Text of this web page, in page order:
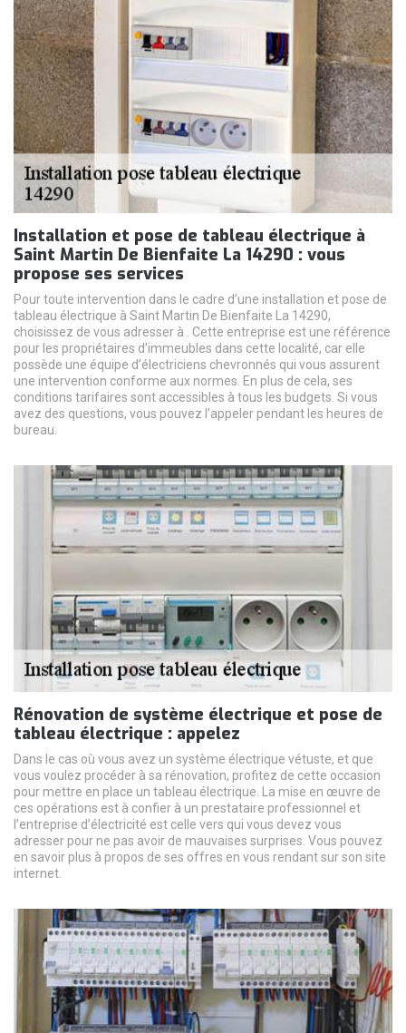
Installation et pose de tableau électrique à
Saint Martin De Bienfaite La 14290 : vous
propose ses services
Pour toute intervention dans le cadre d’une installation et pose de
tableau électrique à Saint Martin De Bienfaite La 14290,
choisissez de vous adresser à . Cette entreprise est une référence
pour les propriétaires d’immeubles dans cette localité, car elle
possède une équipe d’électriciens chevronnés qui vous assurent
une intervention conforme aux normes. En plus de cela, ses
conditions tarifaires sont accessibles à tous les budgets. Si vous
avez des questions, vous pouvez l’appeler pendant les heures de
bureau.
Rénovation de système électrique et pose de
tableau électrique : appelez
Dans le cas où vous avez un système électrique vétuste, et que
vous voulez procéder à sa rénovation, profitez de cette occasion
pour mettre en place un tableau électrique. La mise en œuvre de
ces opérations est à confier à un prestataire professionnel et
l’entreprise d’électricité est celle vers qui vous devez vous
adresser pour ne pas avoir de mauvaises surprises. Vous pouvez
en savoir plus à propos de ses offres en vous rendant sur son site
internet.